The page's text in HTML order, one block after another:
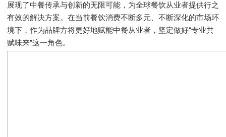
展现了中餐传承与创新的无限可能，为全球餐饮从业者提供行之
有效的解决方案。在当前餐饮消费不断多元、不断深化的市场环
境下，作为品牌方将更好地赋能中餐从业者，坚定做好“专业共
赋味来”这一角色。